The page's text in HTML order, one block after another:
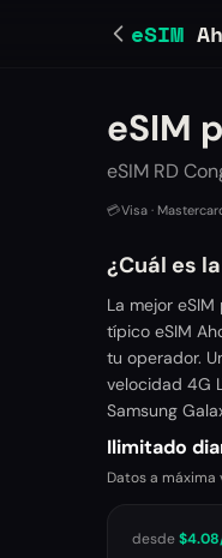
eSIM
eSIM
eSIM RD
💳Visa ·
¿Cuál es
La mejor
típico eSIM
tu operador.
velocidad 4G
Samsung
Ilimitado
Datos a
desde$4.08